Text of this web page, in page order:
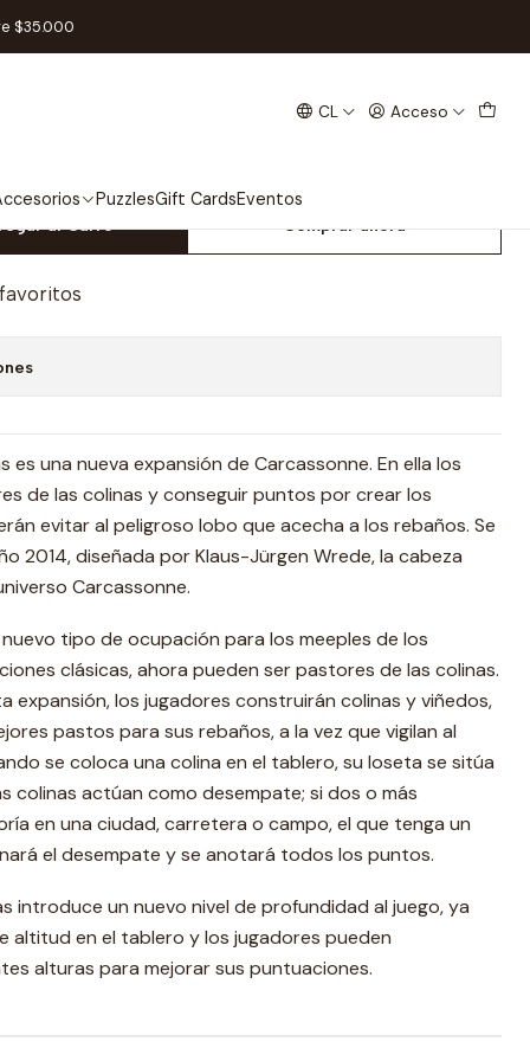
CL Acceso
PuzzlesGift CardsEventos
$35.000
- Español
y Ovejas (2da
al Carro Comprar ahora
es una nueva expansión de Carcassonne. En ella los
de las colinas y conseguir puntos por crear los
evitar al peligroso lobo que acecha a los rebaños. Se
2014, diseñada por Klaus-Jürgen Wrede, la cabeza
Carcassonne.
tipo de ocupación para los meeples de los
clásicas, ahora pueden ser pastores de las colinas.
expansión, los jugadores construirán colinas y viñedos,
pastos para sus rebaños, a la vez que vigilan al
se coloca una colina en el tablero, su loseta se sitúa
colinas actúan como desempate; si dos o más
en una ciudad, carretera o campo, el que tenga un
el desempate y se anotará todos los puntos.
introduce un nuevo nivel de profundidad al juego, ya
altitud en el tablero y los jugadores pueden
alturas para mejorar sus puntuaciones.